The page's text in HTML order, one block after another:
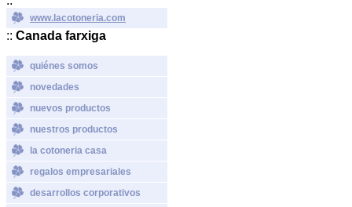
www.lacotoneria.com
:: Canada farxiga
quiénes somos
novedades
nuevos productos
nuestros productos
la cotoneria casa
regalos empresariales
desarrollos corporativos